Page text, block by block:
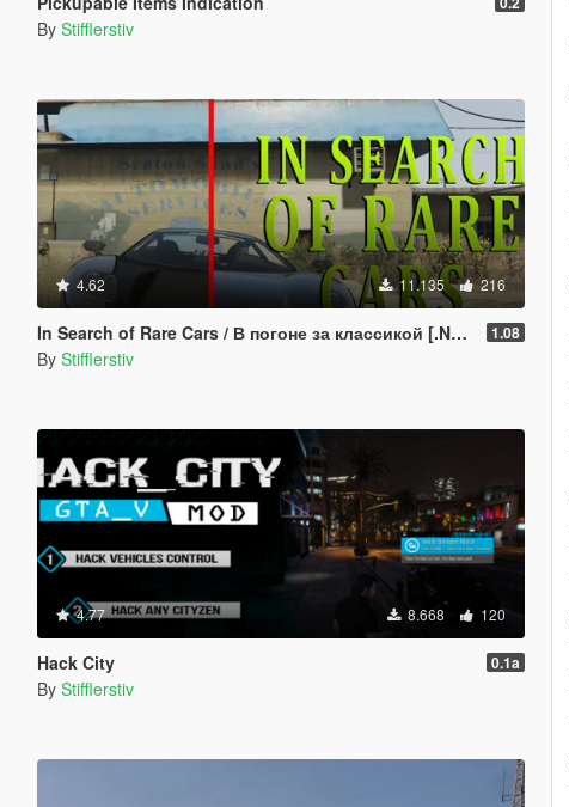
By Stifflerstiv
4.62 11.135 216
In Search of Rare Cars / В погоне за классикой [.NET] 1.08
By Stifflerstiv
4.77 8.668 120
Hack City 0.1a
By Stifflerstiv